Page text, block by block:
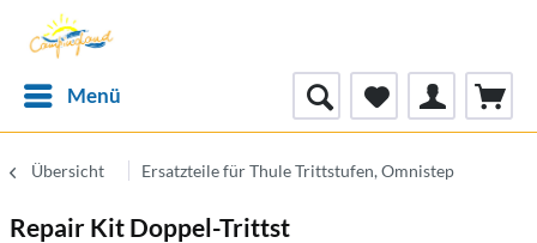
Menü
Übersicht Ersatzteile für Thule Trittstufen, Omnistep
Repair Kit Doppel-Trittst